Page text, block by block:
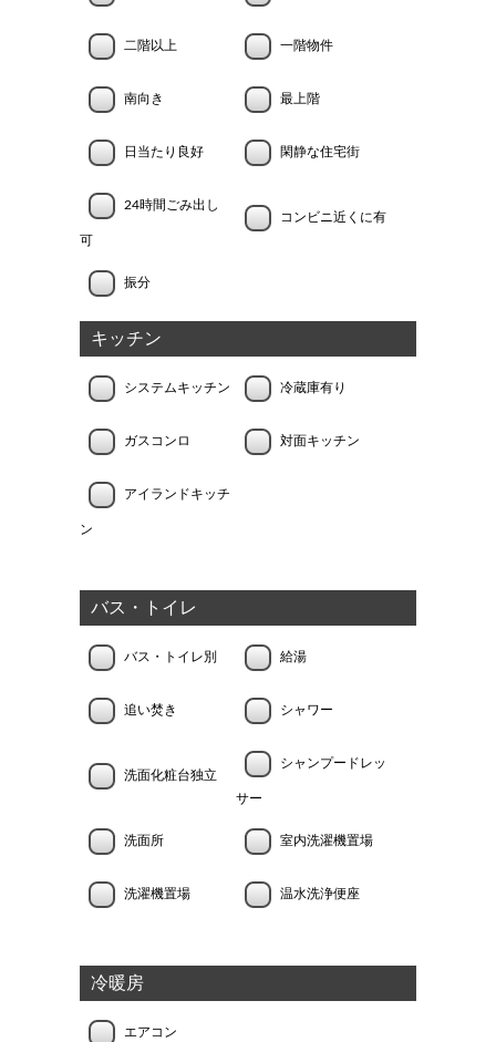
二階以上 一階物件
南向き 最上階
日当たり良好 閑静な住宅街
24時間ごみ出し
可
コンビニ近くに有
振分
キッチン
システムキッチン 冷蔵庫有り
ガスコンロ 対面キッチン
アイランドキッチ
ン
バス・トイレ
バス・トイレ別 給湯
追い焚き シャワー
洗面化粧台独立
シャンプードレッ
サー
洗面所 室内洗濯機置場
洗濯機置場 温水洗浄便座
冷暖房
エアコン